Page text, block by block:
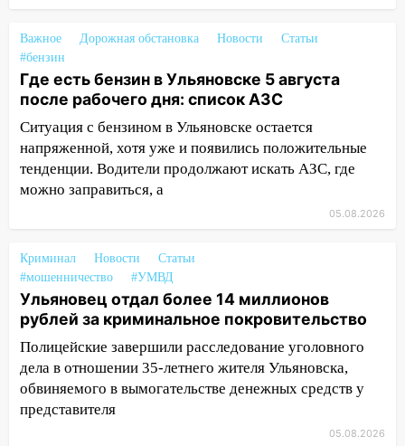
18:14
Прогноз погоды на 6 августа в
Ульяновской области
18:00 Мотофристайл, рок и силовой
экстрим: в Ульяновске пройдет
большой фестиваль «Наше время»
17:30 Где есть бензин в Ульяновске 5
августа после рабочего дня: список АЗС
сообщницу мошенников
16:12
Едва не перерезал горло: в
Вешкайме посиделки с судимым
знакомым закончились для женщины
больницей
16:06 18-летняя девушка без прав
перевернулась на мопеде и попала в
больницу
Важное Дорожная обстановка Новости
Статьи
#бензин
Где есть бензин в Ульяновске 5 августа
после рабочего дня: список АЗС
Ситуация с бензином в Ульяновске остается
напряженной, хотя уже и появились положительные
тенденции. Водители продолжают искать АЗС, где
можно заправиться, а
05.08.2026
Криминал Новости
Статьи
#мошенничество
#УМВД
Ульяновец отдал более 14 миллионов
рублей за криминальное покровительство
Полицейские завершили расследование уголовного
дела в отношении 35-летнего жителя Ульяновска,
обвиняемого в вымогательстве денежных средств у
представителя
05.08.2026